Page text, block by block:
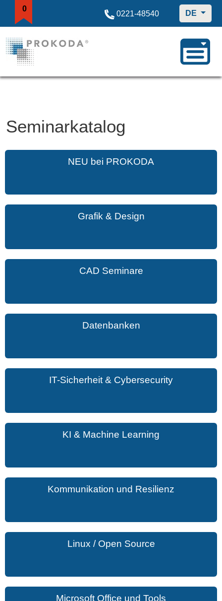
0
0221-48540 DE
Seminarkatalog
NEU bei PROKODA
Grafik & Design
CAD Seminare
Datenbanken
IT-Sicherheit & Cybersecurity
KI & Machine Learning
Kommunikation und Resilienz
Linux / Open Source
Microsoft Office und Tools